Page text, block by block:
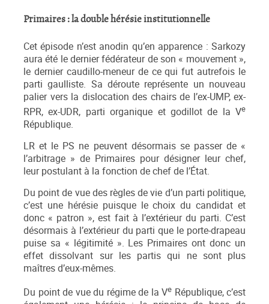
Primaires : la double hérésie institutionnelle
Cet épisode n’est anodin qu’en apparence : Sarkozy
aura été le dernier fédérateur de son « mouvement »,
le dernier caudillo-meneur de ce qui fut autrefois le
parti gaulliste. Sa déroute représente un nouveau
palier vers la dislocation des chairs de l’ex-UMP, ex-
RPR, ex-UDR, parti organique et godillot de la Ve
République.
LR et le PS ne peuvent désormais se passer de «
l’arbitrage » de Primaires pour désigner leur chef,
leur postulant à la fonction de chef de l’État.
Du point de vue des règles de vie d’un parti politique,
c’est une hérésie puisque le choix du candidat et
donc « patron », est fait à l’extérieur du parti. C’est
désormais à l’extérieur du parti que le porte-drapeau
puise sa « légitimité ». Les Primaires ont donc un
effet dissolvant sur les partis qui ne sont plus
maîtres d’eux-mêmes.
Du point de vue du régime de la Ve République, c’est